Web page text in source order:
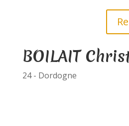
BOILAIT
24 - Dordogne